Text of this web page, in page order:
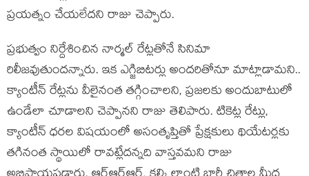
ప్రయత్నం చేయలేదని రాజు చెప్పారు.
ప్రభుత్వం నిర్దేశించిన నార్మల్ రేట్లతోనే సినిమా
రిలీజవుతుందన్నారు. ఇక ఎగ్జిబిటర్లు అందరితోనూ మాట్లాడామని..
క్యాంటీన్ రేట్లను వీలైనంత తగ్గించాలని, ప్రజలకు అందుబాటులో
ఉండేలా చూడాలని చెప్పానని రాజు తెలిపారు. టికెట్ల రేట్లు,
క్యాంటీన్ ధరల విషయంలో అసంతృప్తితో ప్రేక్షకులు థియేటర్లకు
తగినంత స్థాయిలో రావట్లేదన్నది వాస్తవమని రాజు